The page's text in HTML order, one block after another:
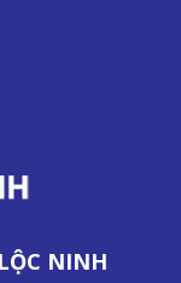
NINH